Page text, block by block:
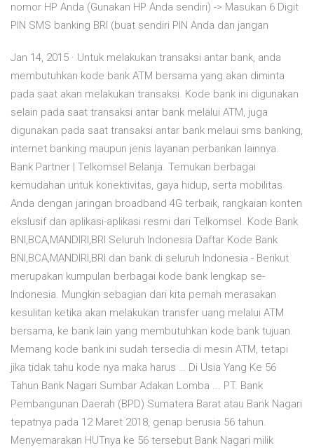
nomor HP Anda (Gunakan HP Anda sendiri) -> Masukan 6 Digit
PIN SMS banking BRI (buat sendiri PIN Anda dan jangan
Jan 14, 2015 · Untuk melakukan transaksi antar bank, anda
membutuhkan kode bank ATM bersama yang akan diminta
pada saat akan melakukan transaksi. Kode bank ini digunakan
selain pada saat transaksi antar bank melalui ATM, juga
digunakan pada saat transaksi antar bank melaui sms banking,
internet banking maupun jenis layanan perbankan lainnya.
Bank Partner | Telkomsel Belanja. Temukan berbagai
kemudahan untuk konektivitas, gaya hidup, serta mobilitas
Anda dengan jaringan broadband 4G terbaik, rangkaian konten
ekslusif dan aplikasi-aplikasi resmi dari Telkomsel. Kode Bank
BNI,BCA,MANDIRI,BRI Seluruh Indonesia Daftar Kode Bank
BNI,BCA,MANDIRI,BRI dan bank di seluruh Indonesia - Berikut
merupakan kumpulan berbagai kode bank lengkap se-
Indonesia. Mungkin sebagian dari kita pernah merasakan
kesulitan ketika akan melakukan transfer uang melalui ATM
bersama, ke bank lain yang membutuhkan kode bank tujuan.
Memang kode bank ini sudah tersedia di mesin ATM, tetapi
jika tidak tahu kode nya maka harus … Di Usia Yang Ke 56
Tahun Bank Nagari Sumbar Adakan Lomba ... PT. Bank
Pembangunan Daerah (BPD) Sumatera Barat atau Bank Nagari
tepatnya pada 12 Maret 2018, genap berusia 56 tahun.
Menyemarakan HUTnya ke 56 tersebut Bank Nagari milik